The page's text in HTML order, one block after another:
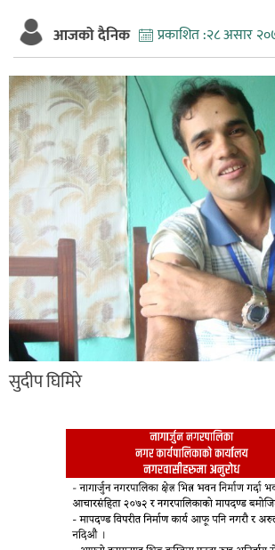
आजको दैनिक प्रकाशित :२८ असार
सुदीप घिमिरे